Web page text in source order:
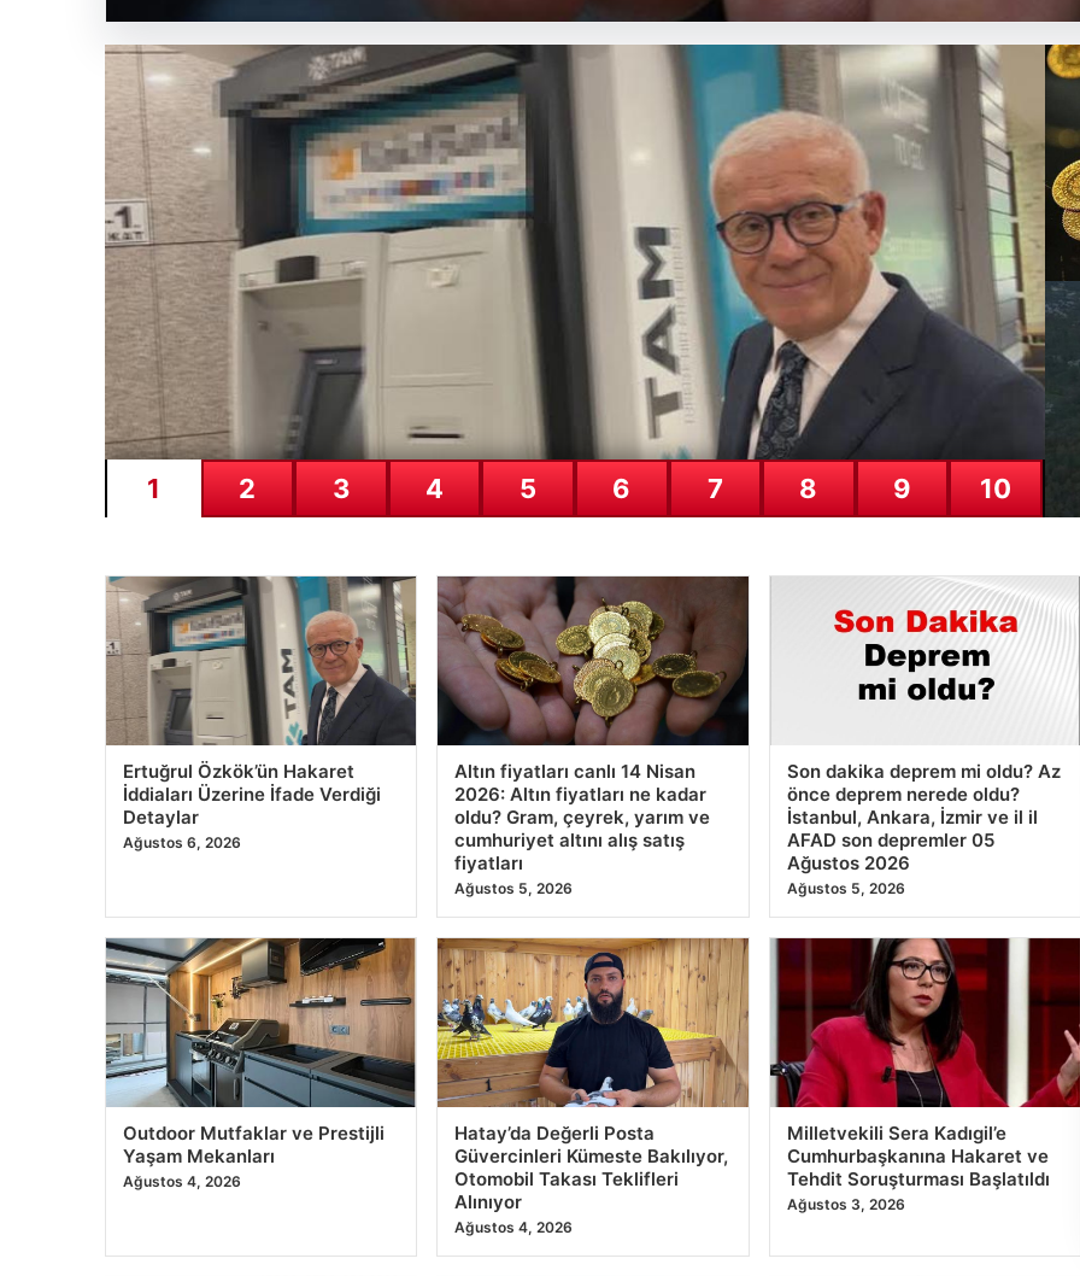
SICAK HABER
GÜNCEL HABERLER 0 YORUM
05.08.2026
Altın fiyatları canlı 14 Nisan 2026: Altın fiyatları ne
Gram, çeyrek, yarım ve cumhuriyet altını alış satış
1 2 3 4 5 6 7 8 9 10
Ertuğrul Özkök’ün Hakaret
İddiaları Üzerine İfade Verdiği
Detaylar
Ağustos 6, 2026
Altın fiyatları canlı 14 Nisan
2026: Altın fiyatları ne kadar
oldu? Gram, çeyrek, yarım ve
cumhuriyet altını alış satış
fiyatları
Ağustos 5, 2026
Son dakika deprem mi oldu? Az
önce deprem nerede oldu?
İstanbul, Ankara, İzmir ve il il
AFAD son depremler 05
Ağustos 2026
Ağustos 5, 2026
Outdoor Mutfaklar ve Prestijli
Yaşam Mekanları
Ağustos 4, 2026
Hatay’da Değerli Posta
Güvercinleri Kümeste Bakılıyor,
Otomobil Takası Teklifleri
Alınıyor
Ağustos 4, 2026
Milletvekili Sera Kadıgil’e
Cumhurbaşkanına Hakaret ve
Tehdit Soruşturması Başlatıldı
Ağustos 3, 2026